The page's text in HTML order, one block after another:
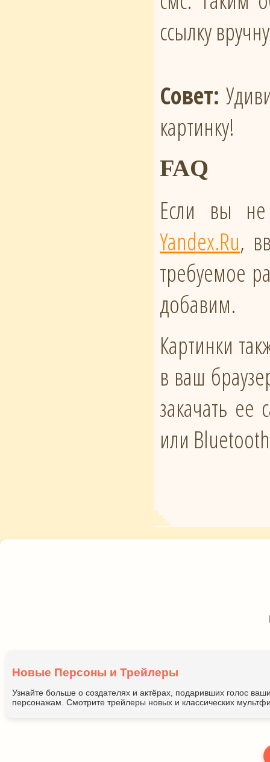
ссылку
Совет:
картинку!
FAQ
Если вы не
Yandex.Ru,
требуемое
добавим.
Картинки
в ваш
закачать
или
Новые Персоны и Трейлеры
Узнайте больше о создателях и актёрах, подаривших голос
персонажам. Смотрите трейлеры новых и классических